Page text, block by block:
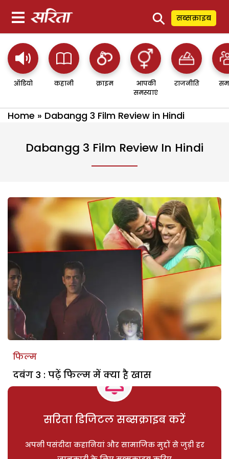
⚲ सब्सक्राइब
ऑडियो कहानी क्राइम
आपकी
समस्याएं
राजनीति
Home » Dabangg 3 Film Review in Hindi
Dabangg 3 Film Review In Hindi
फिल्म
दबंग 3 : पढ़ें फिल्म में क्या है खास
सरिता डिजिटल सब्सक्राइब करें
अपनी पसंदीदा कहानियां और सामाजिक मुद्दों से जुड़ी हर